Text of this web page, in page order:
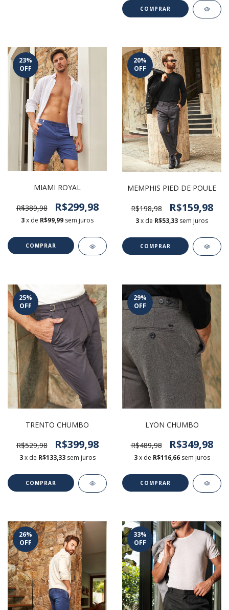
COMPRAR
23%
OFF
MIAMI ROYAL
R$389,98 R$299,98
3x de R$99,99 sem juros
COMPRAR
20%
OFF
MEMPHIS PIED DE POULE
R$198,98 R$159,98
3x de R$53,33 sem juros
COMPRAR
25%
OFF
TRENTO CHUMBO
R$529,98 R$399,98
3 x de R$133,33 sem juros
COMPRAR
29%
OFF
LYON CHUMBO
R$489,98 R$349,98
3 x de R$116,66 sem juros
COMPRAR
26%
OFF
33%
OFF